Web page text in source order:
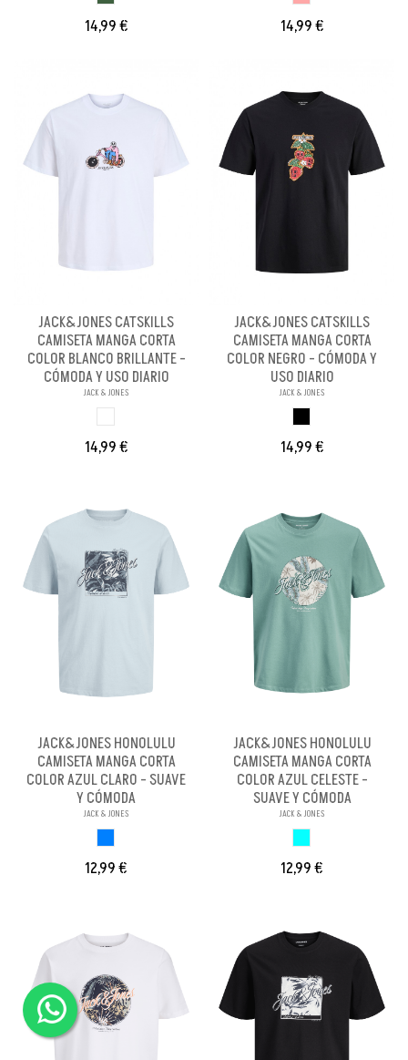
14,99 € 14,99 €
JACK&JONES CATSKILLS
CAMISETA MANGA CORTA
COLOR BLANCO BRILLANTE -
CÓMODA Y USO DIARIO
JACK & JONES
14,99 €
JACK&JONES CATSKILLS
CAMISETA MANGA CORTA
COLOR NEGRO - CÓMODA Y
USO DIARIO
JACK & JONES
14,99 €
JACK&JONES HONOLULU
CAMISETA MANGA CORTA
COLOR AZUL CLARO - SUAVE
Y CÓMODA
JACK & JONES
12,99 €
JACK&JONES HONOLULU
CAMISETA MANGA CORTA
COLOR AZUL CELESTE -
SUAVE Y CÓMODA
JACK & JONES
12,99 €